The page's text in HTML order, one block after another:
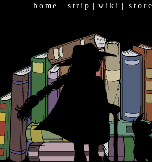
h o m e | s t r i p | w i k i | s t o r e